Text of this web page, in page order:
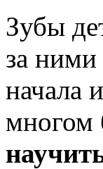
Зубы
за
начала
многом